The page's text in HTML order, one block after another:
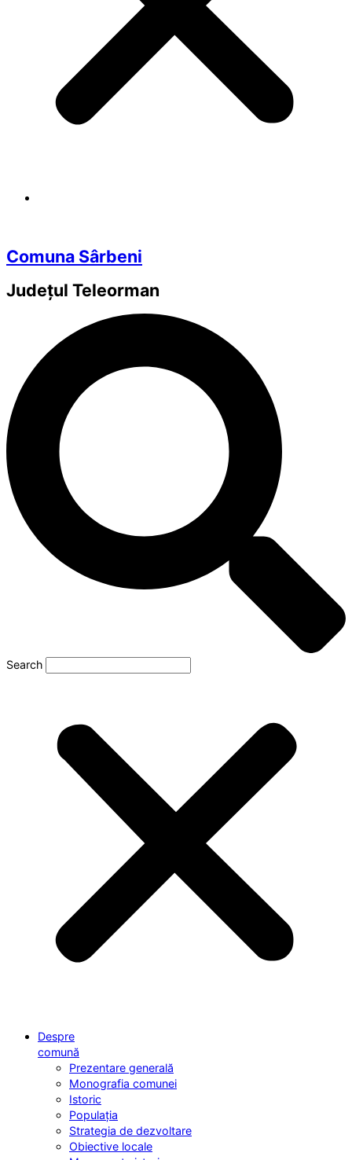
Comuna Sârbeni
Județul Teleorman
Search
Despre
comună
Prezentare generală
Monografia comunei
Istoric
Populația
Strategia de dezvoltare
Obiective locale